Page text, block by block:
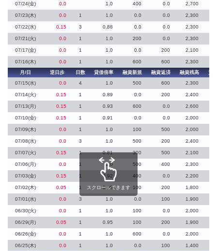
07/24(金) 0.0 1.0 400 0.0 2,700
07/23(木) 0.0 1 1.0 0.0 0.0 2,300
07/22(水) 0.15 3 0.88 0.0 0.0 2,300
07/21(火) 0.0 1 1.0 200 0.0 2,300
07/17(金) 0.0 1 1.0 0.0 200 2,100
07/16(木) 0.0 1 1.0 600 600
2,300
月/日
逆日歩 日数 貸借倍率 融資新規 融資返済 融資残高
貸
07/15(水)
0.0 4 1.0 500 600 2,300
07/14(火) 0.15 1 0.89 0.0 200 2,400
07/13(月) 0.15 1 0.93 600 0.0 2,600
07/10(金) 0.15 1 0.91 0.0 0.0 2,000
07/09(木) 0.0 1 1.0 100 500 2,000
07/08(水) 0.0 3 1.0 500 200 2,400
07/07(火) 0.15 1 0.81 300 500 2,100
07/06(月) 0.0 1 1.0 500 400 2,300
07/03(金) 0.15 1 0.92 400 0.0 2,200
07/02(木) 0.05 1 0.95 100 200 1,800
07/01(水) 0.0 3 1.0 0.0 100 1,900
06/30(火) 0.0 1 1.0 100 0.0 2,000
06/29(月) 0.05 1 0.95 100 200 1,900
06/26(金) 0.0 1 1.0 600 0.0 2,000
06/25(木) 0.0 1 1.0 0.0 100
1,400
スクロールできます